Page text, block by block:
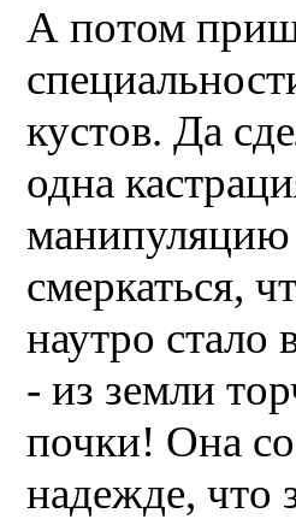
А потом
кустов. Да
одна
манипуляцию
смеркаться,
наутро стало
- из земли
почки! Она
надежде, что